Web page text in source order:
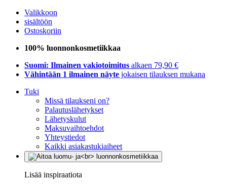
Valikkoon
sisältöön
Ostoskoriin
100% luonnonkosmetiikkaa
Suomi: Ilmainen vakiotoimitus alkaen 79,90 €
Vähintään 1 ilmainen näyte jokaisen tilauksen mukana
Tuki
Missä tilaukseni on?
Palautuslähetykset
Lähetyskulut
Maksuvaihtoehdot
Yhteystiedot
Kaikki asiakastukiaiheet
Lisää inspiraatiota